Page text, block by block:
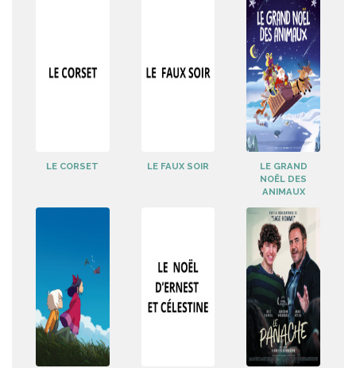
LE CORSET LE FAUX SOIR
LE GRAND
NOËL DES
ANIMAUX